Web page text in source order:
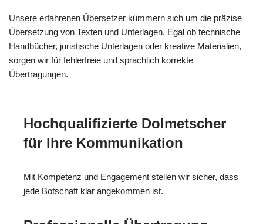
Unsere erfahrenen Übersetzer kümmern sich um die präzise
Übersetzung von Texten und Unterlagen. Egal ob technische
Handbücher, juristische Unterlagen oder kreative Materialien,
sorgen wir für fehlerfreie und sprachlich korrekte
Übertragungen.
Hochqualifizierte Dolmetscher
für Ihre Kommunikation
Mit Kompetenz und Engagement stellen wir sicher, dass
jede Botschaft klar angekommen ist.